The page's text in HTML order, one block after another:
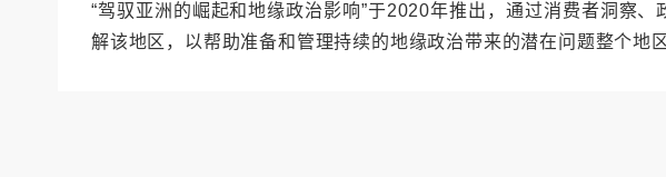
“驾驭亚洲的崛起和地缘政治影响”于2020年推出，通过消费者洞察
解该地区，以帮助准备和管理持续的地缘政治带来的潜在问题整个地